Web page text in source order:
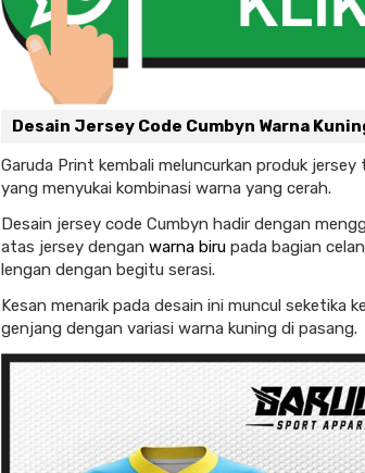
Desain Jersey Code Cumbyn Warna
Garuda Print kembali meluncurkan produk
yang menyukai kombinasi warna yang cerah.
Desain jersey code Cumbyn hadir dengan
atas jersey dengan warna biru pada bagian
lengan dengan begitu serasi.
Kesan menarik pada desain ini muncul seketika
genjang dengan variasi warna kuning di pasang.